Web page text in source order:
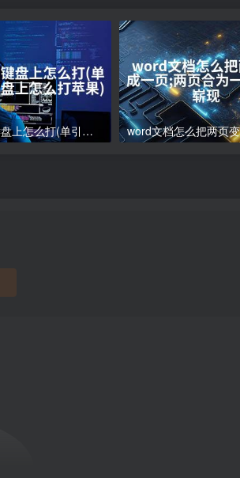
单引号在键盘上怎么打(单引号在键盘上怎么打苹果)